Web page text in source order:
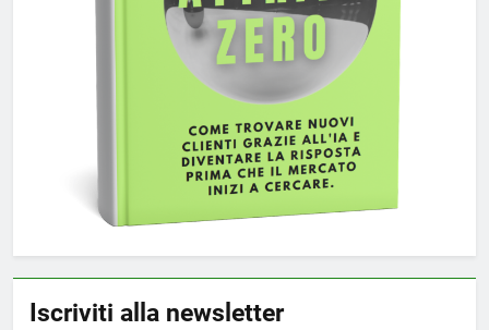
Iscriviti alla newsletter